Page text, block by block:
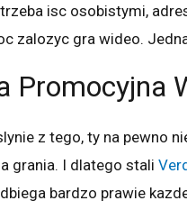
isc osobistymi,
zalozyc gra wideo.
Promocyjna
z tego, ty na pewno
grania. I dlatego stali
bardzo prawie